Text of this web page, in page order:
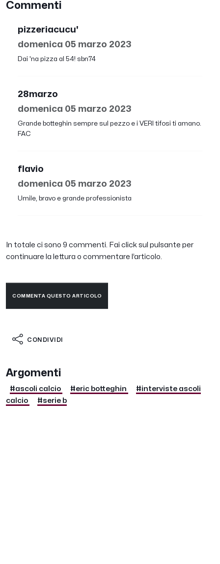
Commenti
pizzeriacucu'
domenica 05 marzo 2023
Dai 'na pizza al 54! sbn74
28marzo
domenica 05 marzo 2023
Grande botteghin sempre sul pezzo e i VERI tifosi ti amano.
FAC
flavio
domenica 05 marzo 2023
Umile, bravo e grande professionista
In totale ci sono 9 commenti. Fai click sul pulsante per
continuare la lettura o commentare l’articolo.
COMMENTA QUESTO ARTICOLO
CONDIVIDI
Argomenti
#ascoli calcio #eric botteghin
#interviste ascoli
calcio
#serie b